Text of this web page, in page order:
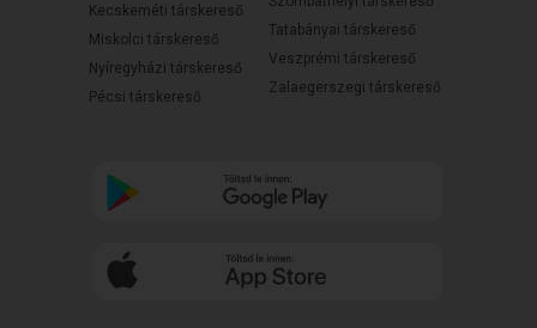
Kecskeméti társkereső
Miskolci társkereső
Nyíregyházi társkereső
Pécsi társkereső
Tatabányai társkereső
Veszprémi társkereső
Zalaegerszegi társkereső